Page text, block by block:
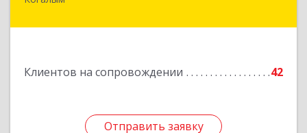
Клиентов на сопровождении 42
Отправить заявку
Отправить заявку